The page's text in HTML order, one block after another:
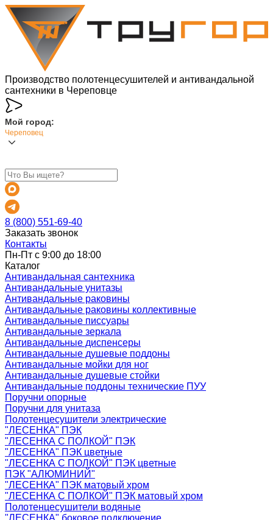
Производство полотенцесушителей и антивандальной
сантехники в Череповце
Мой город:
Череповец
8 (800) 551-69-40
Заказать звонок
Контакты
Пн-Пт с 9:00 до 18:00
Каталог
Антивандальная сантехника
Антивандальные унитазы
Антивандальные раковины
Антивандальные раковины коллективные
Антивандальные писсуары
Антивандальные зеркала
Антивандальные диспенсеры
Антивандальные душевые поддоны
Антивандальные мойки для ног
Антивандальные душевые стойки
Антивандальные поддоны технические ПУУ
Поручни опорные
Поручни для унитаза
Полотенцесушители электрические
"ЛЕСЕНКА" ПЭК
"ЛЕСЕНКА С ПОЛКОЙ" ПЭК
"ЛЕСЕНКА" ПЭК цветные
"ЛЕСЕНКА С ПОЛКОЙ" ПЭК цветные
ПЭК "АЛЮМИНИЙ"
"ЛЕСЕНКА" ПЭК матовый хром
"ЛЕСЕНКА С ПОЛКОЙ" ПЭК матовый хром
Полотенцесушители водяные